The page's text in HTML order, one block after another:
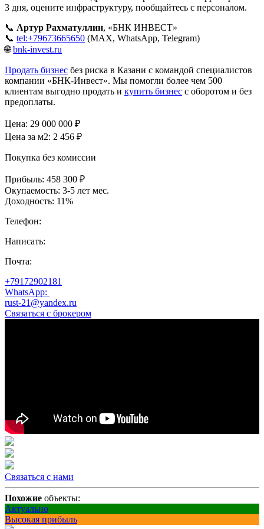
3 дня, оцените инфраструктуру, пообщайтесь с персоналом.
📞 Артур Рахматуллин, «БНК ИНВЕСТ»
📞 tel:+79673665650 (MAX, WhatsApp, Telegram)
🌐bnk-invest.ru
Продать бизнес без риска в Казани с командой специалистов
компании «БНК-Инвест». Мы помогли более чем 500
клиентам выгодно продать и купить бизнес с оборотом и без
предоплаты.
Цена: 29 000 000 ₽
Цена за м2: 2 456 ₽
Покупка без комиссии
Прибыль: 458 300 ₽
Окупаемость: 3-5 лет мес.
Доходность: 11%
Телефон:
Написать:
Почта:
+79172902181
WhatsApp:
rust-21@yandex.ru
Связаться с брокером
Связаться с нами
Похожие объекты:
Актуально
Высокая прибыль